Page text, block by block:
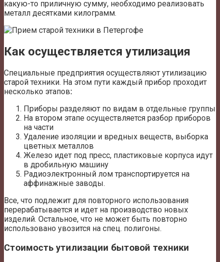
какую-то приличную сумму, необходимо реализовать
металл десятками килограмм.
Как осуществляется утилизация
Специальные предприятия осуществляют утилизацию
старой техники. На этом пути каждый прибор проходит
несколько этапов:
Приборы разделяют по видам в отдельные группы
На втором этапе осуществляется разбор приборов
на части
Удаление изоляции и вредных веществ, выборка
цветных металлов
Железо идет под пресс, пластиковые корпуса идут
в дробильную машину
Радиоэлектронный лом транспортируется на
аффинажные заводы.
Все, что подлежит для повторного использования
перерабатывается и идет на производство новых
изделий. Остальное, что не может быть повторно
использовано увозится на спец. полигоны.
Стоимость утилизации бытовой техники